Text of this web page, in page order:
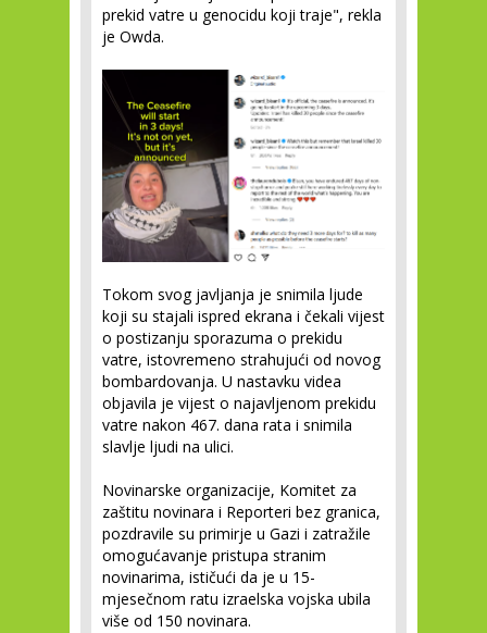
prekid vatre u genocidu koji traje", rekla
je Owda.
Tokom svog javljanja je snimila ljude
koji su stajali ispred ekrana i čekali vijest
o postizanju sporazuma o prekidu
vatre, istovremeno strahujući od novog
bombardovanja. U nastavku videa
objavila je vijest o najavljenom prekidu
vatre nakon 467. dana rata i snimila
slavlje ljudi na ulici.
Novinarske organizacije, Komitet za
zaštitu novinara i Reporteri bez granica,
pozdravile su primirje u Gazi i zatražile
omogućavanje pristupa stranim
novinarima, ističući da je u 15-
mjesečnom ratu izraelska vojska ubila
više od 150 novinara.